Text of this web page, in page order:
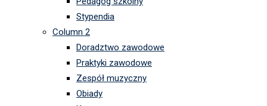
Stypendia
Column 2
Doradztwo zawodowe
Praktyki zawodowe
Zespół muzyczny
Obiady